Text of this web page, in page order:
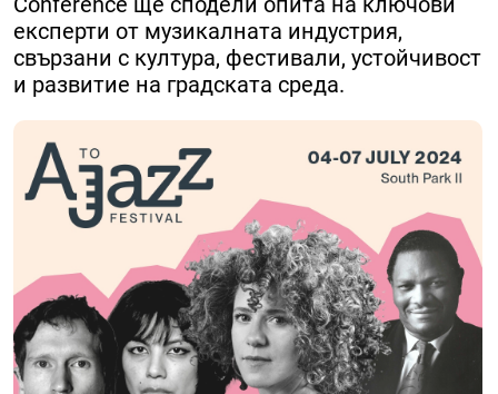
експерти от музикалната индустрия,
свързани с култура, фестивали, устойчивост
и развитие на градската среда.